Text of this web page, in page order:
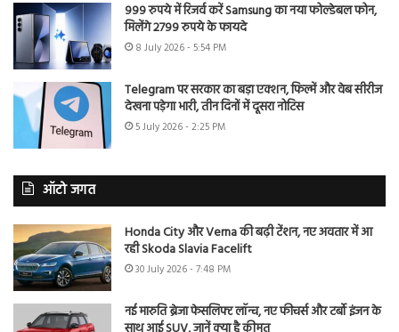
999 रुपये में रिजर्व करें Samsung का नया फोल्डेबल फोन,
मिलेंगे 2799 रुपये के फायदे
8 July 2026 - 5:54 PM
Telegram पर सरकार का बड़ा एक्शन, फिल्में और वेब सीरीज
देखना पड़ेगा भारी, तीन दिनों में दूसरा नोटिस
5 July 2026 - 2:25 PM
ऑटो जगत
Honda City और Verna की बढ़ी टेंशन, नए अवतार में आ
रही Skoda Slavia Facelift
30 July 2026 - 7:48 PM
नई मारुति ब्रेजा फेसलिफ्ट लॉन्च, नए फीचर्स और टर्बो इंजन के